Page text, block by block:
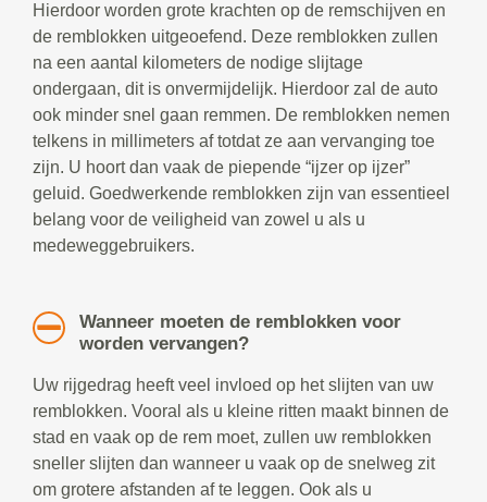
Hierdoor worden grote krachten op de remschijven en
de remblokken uitgeoefend. Deze remblokken zullen
na een aantal kilometers de nodige slijtage
ondergaan, dit is onvermijdelijk. Hierdoor zal de auto
ook minder snel gaan remmen. De remblokken nemen
telkens in millimeters af totdat ze aan vervanging toe
zijn. U hoort dan vaak de piepende “ijzer op ijzer”
geluid. Goedwerkende remblokken zijn van essentieel
belang voor de veiligheid van zowel u als u
medeweggebruikers.
Wanneer moeten de remblokken voor
worden vervangen?
Uw rijgedrag heeft veel invloed op het slijten van uw
remblokken. Vooral als u kleine ritten maakt binnen de
stad en vaak op de rem moet, zullen uw remblokken
sneller slijten dan wanneer u vaak op de snelweg zit
om grotere afstanden af te leggen. Ook als u